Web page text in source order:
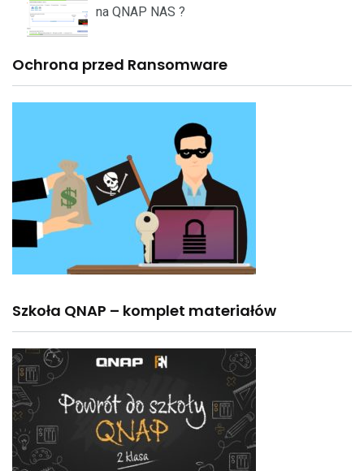
na QNAP NAS ?
Ochrona przed Ransomware
Szkoła QNAP – komplet materiałów